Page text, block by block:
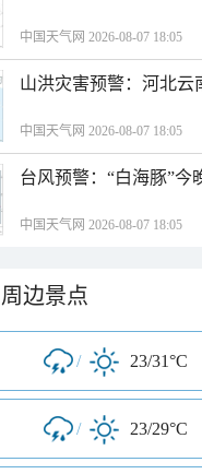
中国天气网 2026-08-07 18:05
山洪灾害预警：河北云
中国天气网 2026-08-07 18:05
台风预警：“白海豚”今
中国天气网 2026-08-07 18:05
周边景点
/ 23/31°C
/ 23/29°C